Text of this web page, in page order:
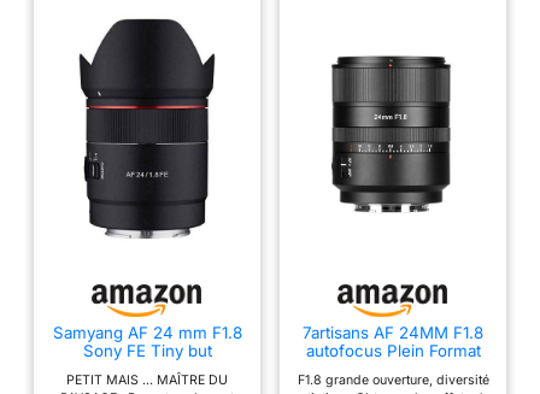
Samyang AF 24 mm F1.8
Sony FE Tiny but
Landscape Master -
Autofocus Full Frame et
PETIT MAIS ... MAÎTRE DU
7artisans AF 24MM F1.8
autofocus Plein Format
Camera Lenses Large
F1.8 grande ouverture, diversité